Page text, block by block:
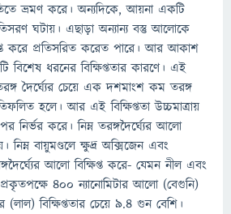
ভ্রমণ করে। অন্যদিকে, আয়না একটি
ঘটায়। এছাড়া অন্যান্য বস্তু আলোকে
করে প্রতিসরিত করেত পারে। আর আকাশ
ধরনের বিক্ষিপ্ততার কারণে। এই
দৈর্ঘ্যের চেয়ে এক দশমাংশ কম তরঙ্গ
হলে। আর এই বিক্ষিপ্ততা উচ্চমাত্রায়
নির্ভর করে। নিম্ন তরঙ্গদৈর্ঘ্যের আলো
নিম্ন বায়ুমণ্ডলে ক্ষুদ্র অক্সিজেন এবং
আলো বিক্ষিপ্ত করে- যেমন নীল এবং
৪০০ ন্যানোমিটার আলো (বেগুনি)
বিক্ষিপ্ততার চেয়ে ৯.৪ গুন বেশি।